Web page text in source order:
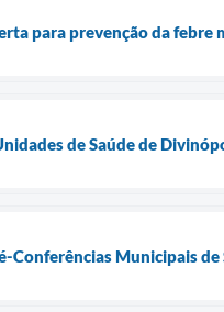
para prevenção da febre
de Saúde de
Conferências Municipais de